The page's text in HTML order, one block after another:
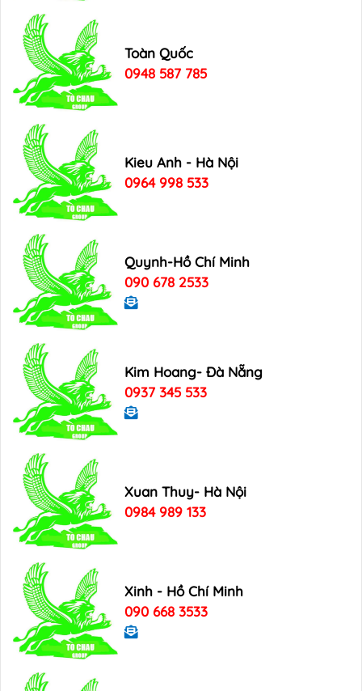
Toàn Quốc
0948 587 785
Kieu Anh - Hà Nội
0964 998 533
Quynh-Hồ Chí Minh
090 678 2533
Kim Hoang- Đà Nẵng
0937 345 533
Xuan Thuy- Hà Nội
0984 989 133
Xinh - Hồ Chí Minh
090 668 3533